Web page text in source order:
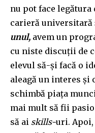
nu pot face
carieră universitară
unul, avem un
cu niste discuții de
elevul să-și facă o
aleagă un interes și
schimbă piața
mai mult să fii
să ai skills-uri. Apoi,